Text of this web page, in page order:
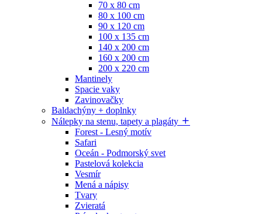
70 x 80 cm
80 x 100 cm
90 x 120 cm
100 x 135 cm
140 x 200 cm
160 x 200 cm
200 x 220 cm
Mantinely
Spacie vaky
Zavinovačky
Baldachýny + doplnky
Nálepky na stenu, tapety a plagáty
Forest - Lesný motív
Safari
Oceán - Podmorský svet
Pastelová kolekcia
Vesmír
Mená a nápisy
Tvary
Zvieratá